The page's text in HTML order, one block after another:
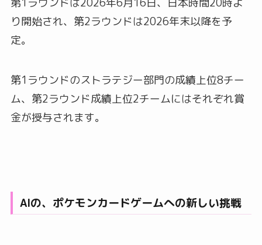
り開始され、第2ラウンドは2026年末以降を予
定。
第1ラウンドのストラテジー部門の成績上位8チー
ム、第2ラウンド成績上位2チームにはそれぞれ賞
金が授与されます。
AIの、ポケモンカードゲームへの新しい挑戦